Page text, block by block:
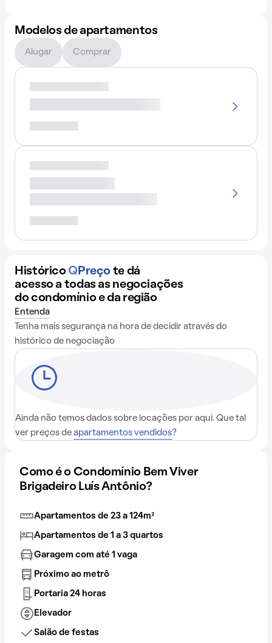
Modelos de apartamentos
Alugar Comprar
Histórico QPreço te dá
acesso a todas as negociações
do condomínio e da região
Entenda
Tenha mais segurança na hora de decidir através do
histórico de negociação
Ainda não temos dados sobre locações por aqui. Que tal
ver preços de apartamentos vendidos?
Como é o Condomínio Bem Viver
Brigadeiro Luís Antônio?
Apartamentos de 23 a 124m²
Apartamentos de 1 a 3 quartos
Garagem com até 1 vaga
Próximo ao metrô
Portaria 24 horas
Elevador
Salão de festas